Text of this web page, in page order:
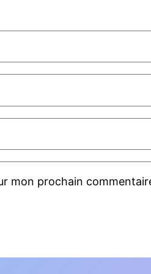
mon prochain